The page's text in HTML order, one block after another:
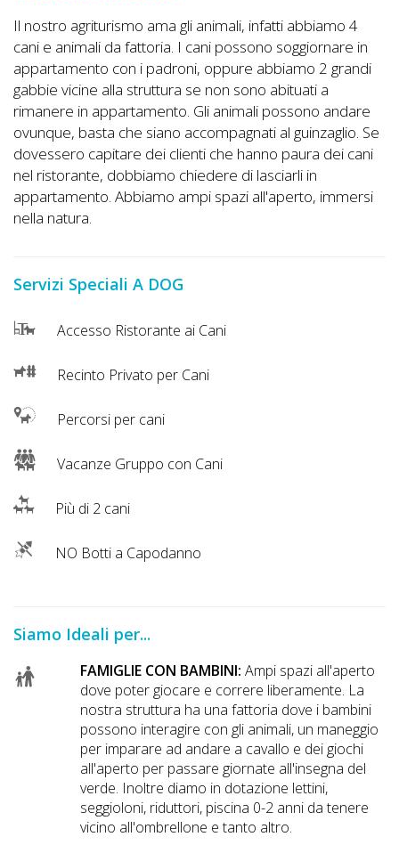
CHIEDI
CODICE
SCONTO
Video
Tutorial
Noi
Inserisci
Attività
Accedi
Registrati
Il nostro agriturismo ama gli animali, infatti abbiamo 4
cani e animali da fattoria. I cani possono soggiornare in
appartamento con i padroni, oppure abbiamo 2 grandi
gabbie vicine alla struttura se non sono abituati a
rimanere in appartamento. Gli animali possono andare
ovunque, basta che siano accompagnati al guinzaglio. Se
dovessero capitare dei clienti che hanno paura dei cani
nel ristorante, dobbiamo chiedere di lasciarli in
appartamento. Abbiamo ampi spazi all'aperto, immersi
nella natura.
Servizi Speciali A DOG
Accesso Ristorante ai Cani
Recinto Privato per Cani
Percorsi per cani
Vacanze Gruppo con Cani
Più di 2 cani
NO Botti a Capodanno
Siamo Ideali per...
FAMIGLIE CON BAMBINI: Ampi spazi all'aperto
dove poter giocare e correre liberamente. La
nostra struttura ha una fattoria dove i bambini
possono interagire con gli animali, un maneggio
per imparare ad andare a cavallo e dei giochi
all'aperto per passare giornate all'insegna del
verde. Inoltre diamo in dotazione lettini,
seggioloni, riduttori, piscina 0-2 anni da tenere
vicino all'ombrellone e tanto altro.